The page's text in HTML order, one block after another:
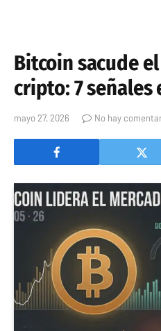
Bitcoin sacude
cripto: 7 señales
mayo 27, 2026 No hay